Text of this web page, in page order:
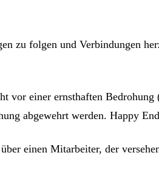
zu folgen und Verbindungen
vor einer ernsthaften
abgewehrt werden. Happy
einen Mitarbeiter, der